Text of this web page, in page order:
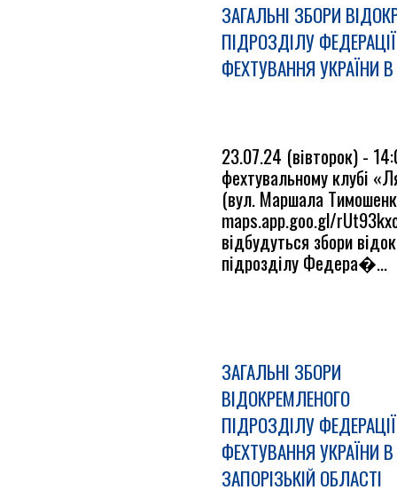
ЗАГАЛЬНІ ЗБОРИ
ПІДРОЗДІЛУ ФЕДЕРАЦІЇ
ФЕХТУВАННЯ УКРАЇНИ
23.07.24 (вівторок) -
фехтувальному клубі
(вул. Маршала
maps.app.goo.gl/
відбудуться збори
підрозділу Федера�...
ЗАГАЛЬНІ ЗБОРИ
ВІДОКРЕМЛЕНОГО
ПІДРОЗДІЛУ ФЕДЕРАЦІЇ
ФЕХТУВАННЯ УКРАЇНИ В
ЗАПОРІЗЬКІЙ ОБЛАСТІ